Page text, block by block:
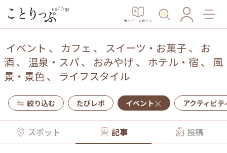
ガイド・マガジン
イベント 、 カフェ 、 スイーツ・お菓子、 お
酒 、 温泉・スパ、 おみやげ 、 ホテル・宿 、 風
景・景色、 ライフスタイル
絞り込む たびレポ イベント アクティビテ
スポット 記事 投稿